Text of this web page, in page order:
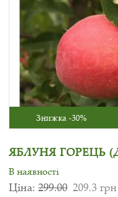
Знижка -30%
ЯБЛУНЯ ГОРЕЦЬ
В наявності
Ціна: 299.00 209.3 грн